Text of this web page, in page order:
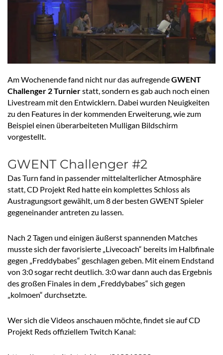
Am Wochenende fand nicht nur das aufregendeGWENT
Challenger 2 Turnierstatt, sondern es gab auch noch einen
Livestream mit den Entwicklern. Dabei wurden Neuigkeiten
zu den Features in der kommenden Erweiterung, wie zum
Beispiel einen überarbeiteten Mulligan Bildschirm
vorgestellt.
GWENT Challenger #2
Das Turn fand in passender mittelalterlicher Atmosphäre
statt, CD Projekt Red hatte ein komplettes Schloss als
Austragungsort gewählt, um 8 der besten GWENT Spieler
gegeneinander antreten zu lassen.
Nach 2 Tagen und einigen äußerst spannenden Matches
musste sich der favorisierte „Livecoach“ bereits im Halbfinale
gegen „Freddybabes“ geschlagen geben. Mit einem Endstand
von 3:0 sogar recht deutlich. 3:0 war dann auch das Ergebnis
des großen Finales in dem „Freddybabes“ sich gegen
„kolmoen“ durchsetzte.
Wer sich die Videos anschauen möchte, findet sie auf CD
Projekt Reds offiziellem Twitch Kanal: